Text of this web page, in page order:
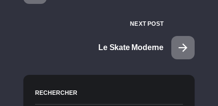
NEXT POST
Le Skate Moderne
RECHERCHER